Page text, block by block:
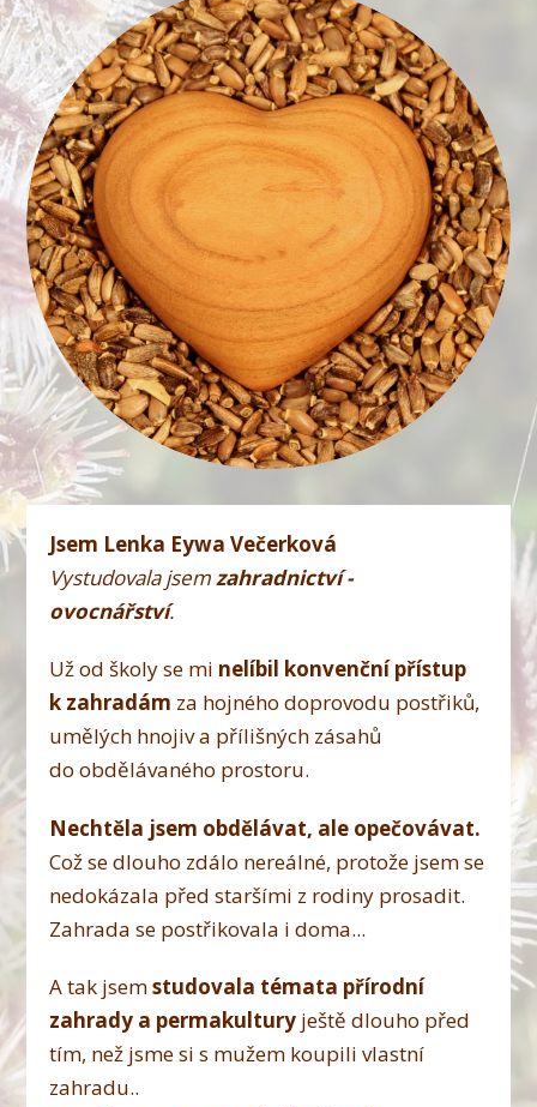
Jsem Lenka Eywa Večerková
Vystudovala jsemzahradnictví -
ovocnářství.
Už od školy se mi nelíbil konvenční přístup
k zahradám za hojného doprovodu postřiků,
umělých hnojiv a přílišných zásahů
do obdělávaného prostoru.
Nechtěla jsem obdělávat, ale opečovávat.
Což se dlouho zdálo nereálné, protože jsem se
nedokázala před staršími z rodiny prosadit.
Zahrada se postřikovala i doma...
A tak jsemstudovala témata přírodní
zahrady a permakultury ještě dlouho před
tím, než jsme si s mužem koupili vlastní
zahradu..